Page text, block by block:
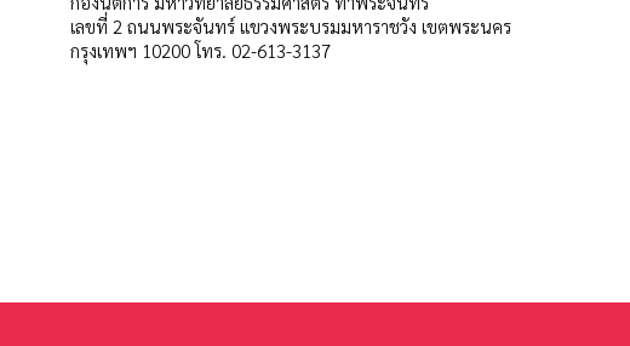
เลขที่ 2 ถนนพระจันทร์ แขวงพระบรมมหาราชวัง เขตพระนคร
กรุงเทพฯ 10200 โทร. 02-613-3137